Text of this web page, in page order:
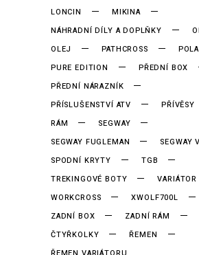
LONCIN
MIKINA
NÁHRADNÍ DÍLY A DOPLŇKY
OLEJ
PATHCROSS
PURE EDITION
PŘEDNÍ BOX
PŘEDNÍ NÁRAZNÍK
PŘÍSLUŠENSTVÍ ATV
PŘÍVĚSY
RÁM
SEGWAY
SEGWAY FUGLEMAN
SEGWAY
SPODNÍ KRYTY
TGB
TREKINGOVÉ BOTY
VARIÁTOR
WORKCROSS
XWOLF700L
ZADNÍ BOX
ZADNÍ RÁM
ČTYŘKOLKY
ŘEMEN